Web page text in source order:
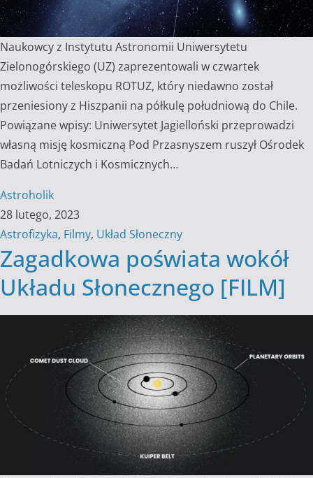
Naukowcy z Instytutu Astronomii Uniwersytetu
Zielonogórskiego (UZ) zaprezentowali w czwartek
możliwości teleskopu ROTUZ, który niedawno został
przeniesiony z Hiszpanii na półkulę południową do Chile.
Powiązane wpisy: Uniwersytet Jagielloński przeprowadzi
własną misję kosmiczną Pod Przasnyszem ruszył Ośrodek
Badań Lotniczych i Kosmicznych…
Astroholik
28 lutego, 2023
Astrofizyka, Filmy, Układ Słoneczny
Zagadkowa poświata wokół
Układu Słonecznego [FILM]